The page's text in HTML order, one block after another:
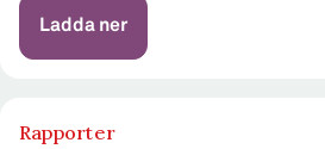
Ladda ner
Rapporter